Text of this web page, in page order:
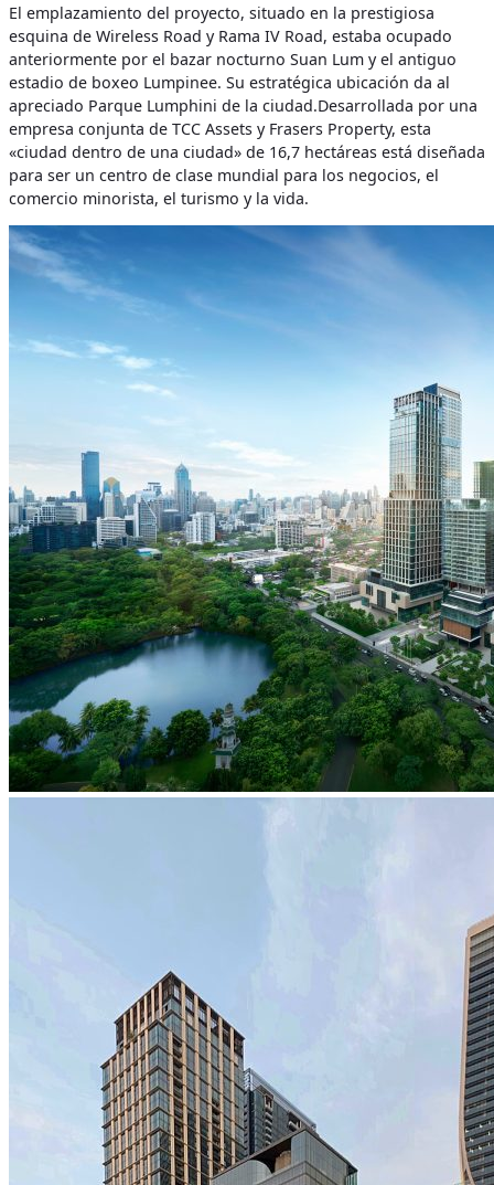
El emplazamiento del proyecto, situado en la prestigiosa
esquina de Wireless Road y Rama IV Road, estaba ocupado
anteriormente por el bazar nocturno Suan Lum y el antiguo
estadio de boxeo Lumpinee. Su estratégica ubicación da al
apreciado Parque Lumphini de la ciudad.Desarrollada por una
empresa conjunta de TCC Assets y Frasers Property, esta
«ciudad dentro de una ciudad» de 16,7 hectáreas está diseñada
para ser un centro de clase mundial para los negocios, el
comercio minorista, el turismo y la vida.